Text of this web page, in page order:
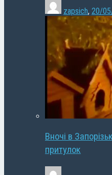
zapsich, 20/
Вночі в
притулок